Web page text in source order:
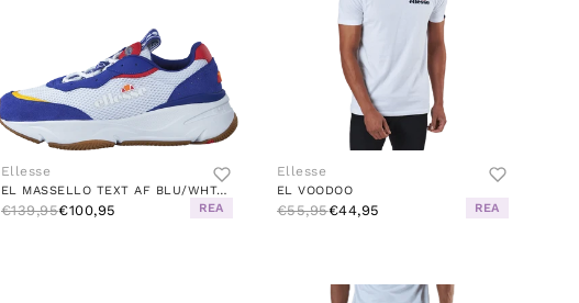
Ellesse
EL MASSELLO TEXT AF BLU/WHT/RED
€139,95€100,95 REA
Ellesse
EL VOODOO
€55,95€44,95 REA